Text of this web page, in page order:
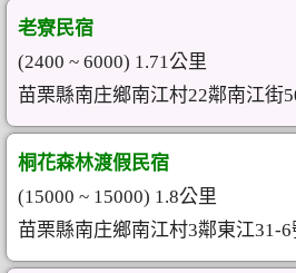
老寮民宿
(2400 ~ 6000) 1.71公里
苗栗縣南庄鄉南江村22鄰南江街
桐花森林渡假民宿
(15000 ~ 15000) 1.8公里
苗栗縣南庄鄉南江村3鄰東江31-6